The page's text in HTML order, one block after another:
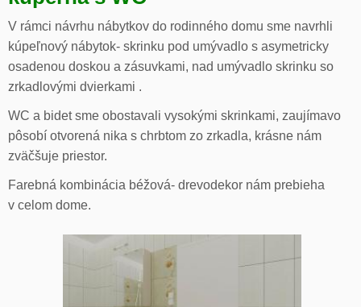
V rámci návrhu nábytkov do rodinného domu sme navrhli
kúpeľnový nábytok- skrinku pod umývadlo s asymetricky
osadenou doskou a zásuvkami, nad umývadlo skrinku so
zrkadlovými dvierkami .
WC a bidet sme obostavali vysokými skrinkami, zaujímavo
pôsobí otvorená nika s chrbtom zo zrkadla, krásne nám
zväčšuje priestor.
Farebná kombinácia béžová- drevodekor nám prebieha
v celom dome.